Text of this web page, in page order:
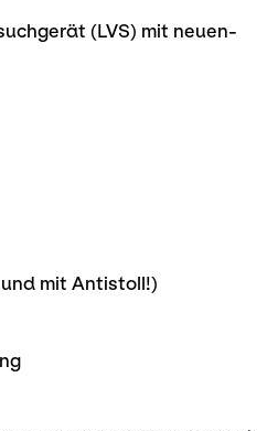
(LVS) mit neuen-
mit Antistoll!)